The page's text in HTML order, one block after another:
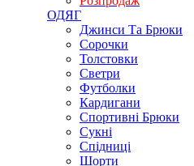
ОДЯГ
Джинси Та Брюки
Сорочки
Толстовки
Светри
Футболки
Кардигани
Спортивні Брюки
Сукні
Спідниці
Шорти